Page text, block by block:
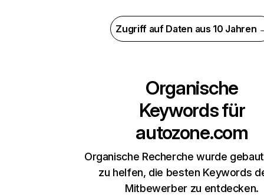
Zugriff auf Daten aus 10 Jahren
Organische
Keywords für
autozone.com
Organische Recherche wurde
zu helfen, die besten Keywords
Mitbewerber zu entdecken.